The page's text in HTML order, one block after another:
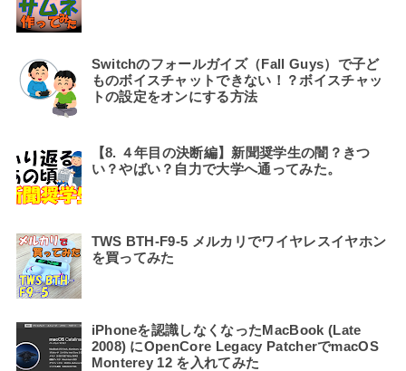
Switchのフォールガイズ（Fall Guys）で子ど
ものボイスチャットできない！？ボイスチャッ
トの設定をオンにする方法
【8. ４年目の決断編】新聞奨学生の闇？きつ
い？やばい？自力で大学へ通ってみた。
TWS BTH-F9-5 メルカリでワイヤレスイヤホン
を買ってみた
iPhoneを認識しなくなったMacBook (Late
2008) にOpenCore Legacy PatcherでmacOS
Monterey 12 を入れてみた